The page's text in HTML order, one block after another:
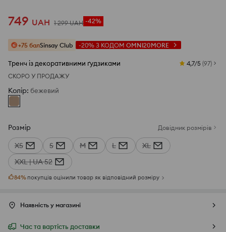
749 UAH 1 299 UAH -42%
+75 балSinsay Club -20% З КОДОМ OMNI20MORE
Tренч із декоративними ґудзиками 4,7/5 (97)
СКОРО У ПРОДАЖУ
Колір: бежевий
Розмір Довідник розмірів
XS S M L
XL
XXL | UA 52
84% покупців оцінили товар як відповідний розміру
Наявність у магазині
Час та вартість доставки